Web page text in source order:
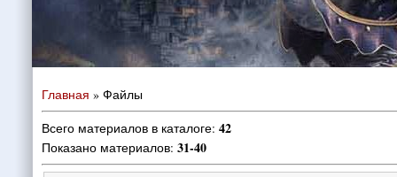
Главная » Файлы
Всего материалов в каталоге: 42
Показано материалов: 31-40